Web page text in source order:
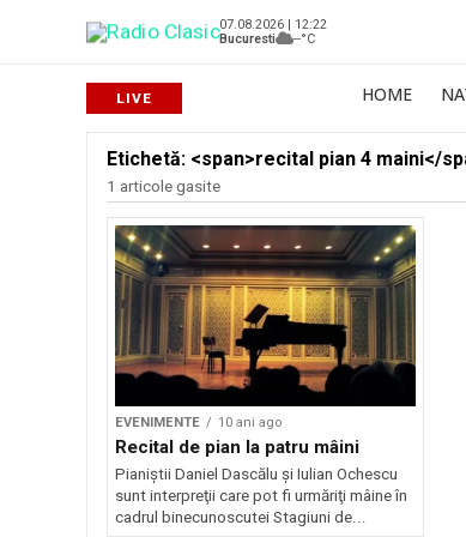
07.08.2026 | 12:22
Bucuresti
--°C
HOME
Etichetă: <span>recital pian 4 maini</
1 articole gasite
EVENIMENTE 10 ani ago
Recital de pian la patru mâini
Pianiştii Daniel Dascălu şi Iulian Ochescu
sunt interpreţii care pot fi urmăriţi mâine în
cadrul binecunoscutei Stagiuni de...